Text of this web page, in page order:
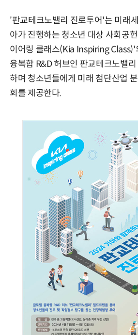
'판교테크노밸리 진로투어'는 미래
아가 진행하는 청소년 대상 사회공
이어링 클래스(Kia Inspiring Class)'
융복합 R&D 허브인 판교테크노밸
하며 청소년들에게 미래 첨단산업
회를 제공한다.